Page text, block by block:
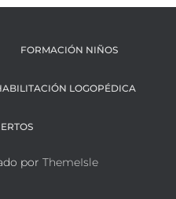
FORMACIÓN NIÑOS
LOGOPÉDICA
por ThemeIsle